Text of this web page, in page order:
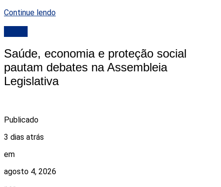
Continue lendo
Saúde, economia e proteção social
pautam debates na Assembleia
Legislativa
Publicado
3 dias atrás
em
agosto 4, 2026